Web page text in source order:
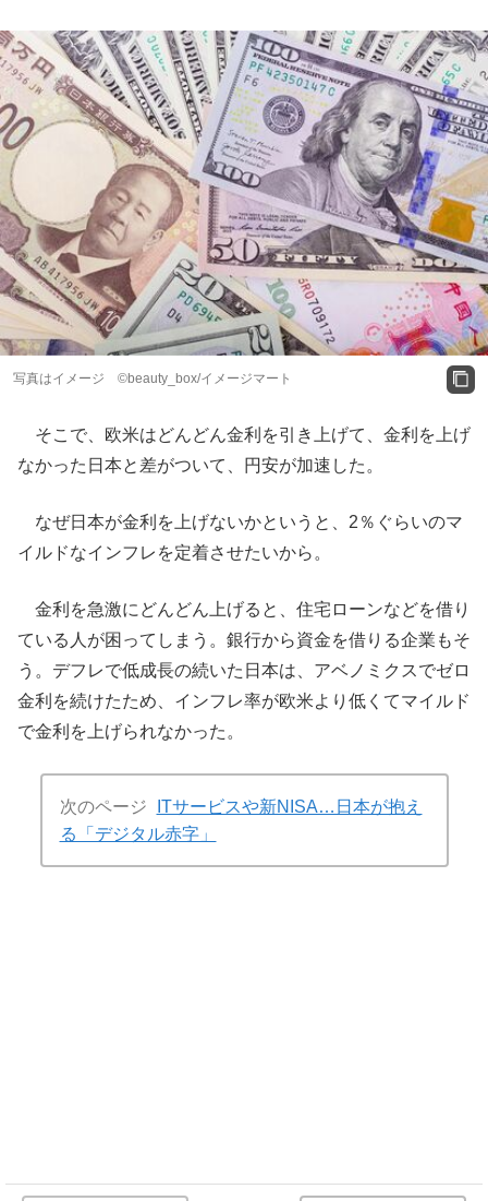
写真はイメージ ©beauty_box/イメージマート
そこで、欧米はどんどん金利を引き上げて、金利を上げ
なかった日本と差がついて、円安が加速した。
なぜ日本が金利を上げないかというと、2％ぐらいのマ
イルドなインフレを定着させたいから。
金利を急激にどんどん上げると、住宅ローンなどを借り
ている人が困ってしまう。銀行から資金を借りる企業もそ
う。デフレで低成長の続いた日本は、アベノミクスでゼロ
金利を続けたため、インフレ率が欧米より低くてマイルド
で金利を上げられなかった。
次のページ
ITサービスや新NISA…日本が抱え
る「デジタル赤字」